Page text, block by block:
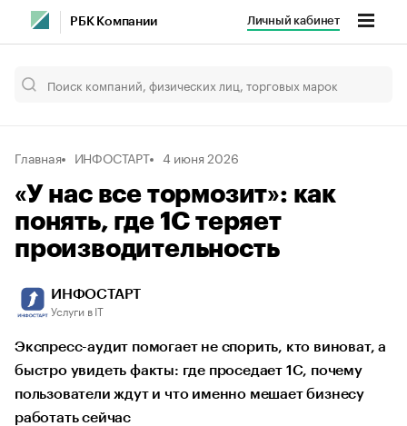
РБК Компании Личный кабинет
Главная ИНФОСТАРТ 4 июня 2026
«У нас все тормозит»: как
понять, где 1С теряет
производительность
ИНФОСТАРТ
Услуги в IT
Экспресс-аудит помогает не спорить, кто виноват, а
быстро увидеть факты: где проседает 1С, почему
пользователи ждут и что именно мешает бизнесу
работать сейчас